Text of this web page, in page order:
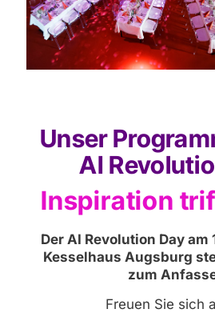
Unser
AI
Inspiration
Der AI Revolution Day am
Kesselhaus Augsburg
zum
Freuen Sie sich